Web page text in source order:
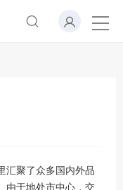
汇聚了众多国内外品
由于地处市中心，交